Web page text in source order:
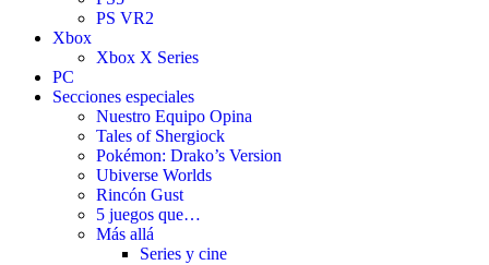
PS VR2
Xbox
Xbox X Series
PC
Secciones especiales
Nuestro Equipo Opina
Tales of Shergiock
Pokémon: Drako’s Version
Ubiverse Worlds
Rincón Gust
5 juegos que…
Más allá
Series y cine